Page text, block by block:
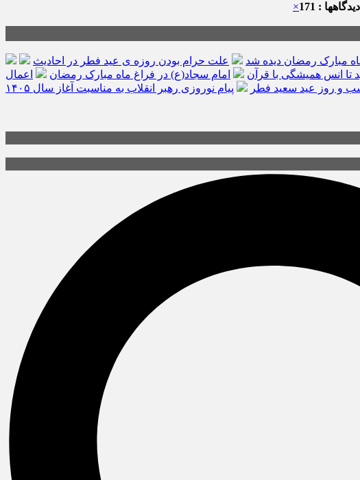
: 171
×
مبارک رمضان دیده شد
علت حرام بودن روزه ی عید فطر در احادیث
امام سجاد(ع) در فراغ ماه مبارک رمضان
اعمال
و روز عید سعید فطر
پیام نوروزی رهبر انقلاب به مناسبت آغاز سال ۱۴۰۵